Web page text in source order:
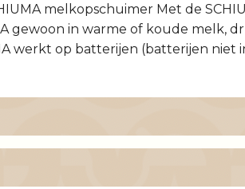
melkopschuimer Met de
gewoon in warme of koude melk,
werkt op batterijen (batterijen niet